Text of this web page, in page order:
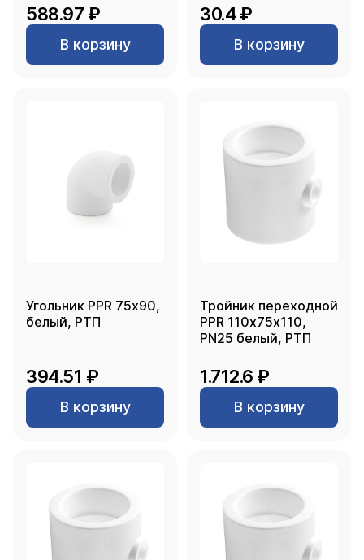
588.97 ₽
В корзину
30.4 ₽
В корзину
Угольник PPR 75х90,
белый, РТП
394.51 ₽
В корзину
Тройник переходной
PPR 110х75х110,
PN25 белый, РТП
1.712.6 ₽
В корзину